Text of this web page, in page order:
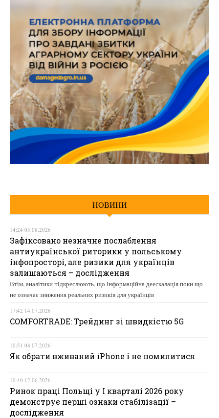
НОВИНИ
14:24 05.08.2026
Зафіксовано незначне послаблення
антиукраїнської риторики у польському
інфопросторі, але ризики для українців
залишаються – дослідження
Втім, аналітики підкреслюють, що інформаційна деескалація поки що
не означає зниження реальних ризиків для українців
17:42 14.07.2026
COMFORTRADE: Трейдинг зі швидкістю 5G
10:51 08.07.2026
Як обрати вживаний iPhone і не помилитися
10:40 12.06.2026
Ринок праці Польщі у І кварталі 2026 року
демонструє перші ознаки стабілізації –
дослідження